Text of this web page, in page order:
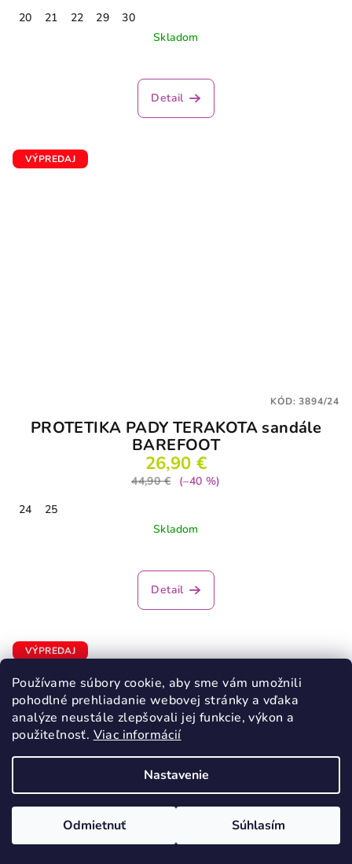
Používame súbory cookie, aby sme vám umožnili
pohodlné prehliadanie webovej stránky a vďaka
analýze neustále zlepšovali jej funkcie, výkon a
použiteľnosť. Viac informácií
Nastavenie
Odmietnuť Súhlasím
20 21 22 29
30
Skladom
Detail
VÝPREDAJ
PROTETIKA PADY TERAKOTA sandále
BAREFOOT
26,90 €
44,90 €
(–40 %)
24
25
Skladom
hodnotenie
produktu
Detail
KÓD:3894/24
VÝPREDAJ